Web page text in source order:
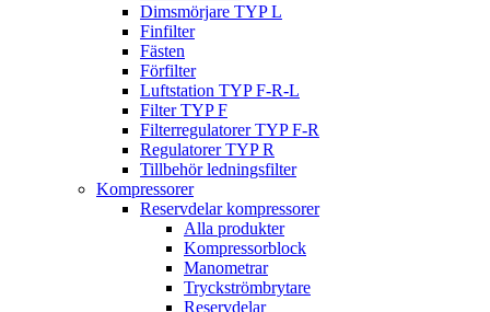
Dimsmörjare TYP L
Finfilter
Fästen
Förfilter
Luftstation TYP F-R-L
Filter TYP F
Filterregulatorer TYP F-R
Regulatorer TYP R
Tillbehör ledningsfilter
Kompressorer
Reservdelar kompressorer
Alla produkter
Kompressorblock
Manometrar
Tryckströmbrytare
Reservdelar